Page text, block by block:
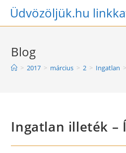
SkipÜdvözöljük.hu
Blog
> 2017 > március > 2 > Ingatlan >
Ingatlan illeték –